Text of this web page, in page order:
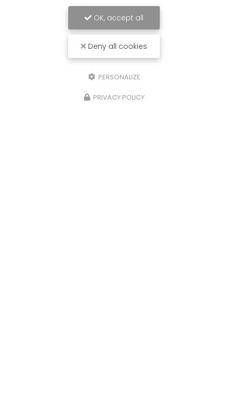
OK, accept all
Deny all cookies
PERSONALIZE
PRIVACY POLICY